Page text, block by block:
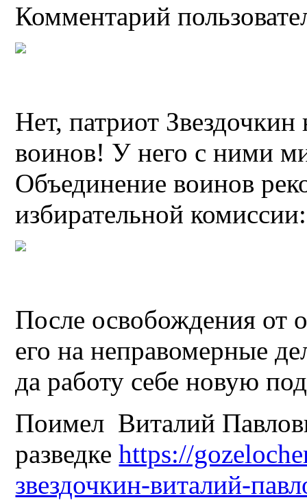
Комментарий
Нет, патриот
воинов! У него с ними
Объединение воинов
избирательной комиссии:
После освобождения от
его на неправомерные
да работу себе новую
Поимел Виталий
разведкеhttps://
звездочкин-виталий-